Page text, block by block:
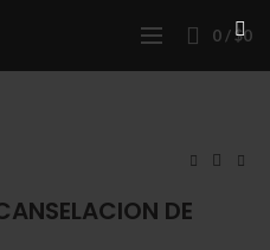
0 /$0
DE